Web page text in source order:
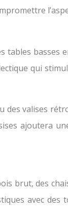
tables basses
qui
des valises
ajoutera
brut, des
avec des